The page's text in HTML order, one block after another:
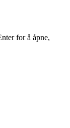
for å åpne,